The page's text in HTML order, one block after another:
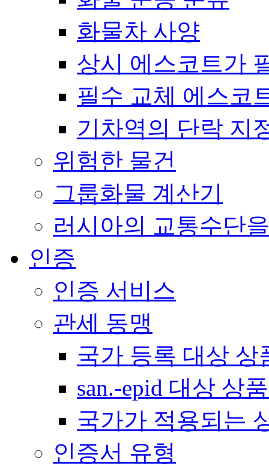
화물차 사양
상시 에스코트가
필수 교체 에스코
기차역의 단락 지
위험한 물건
그룹화물 계산기
러시아의 교통수단
인증
인증 서비스
관세 동맹
국가 등록 대상 상
san.-epid 대상 상
국가가 적용되는
인증서 유형